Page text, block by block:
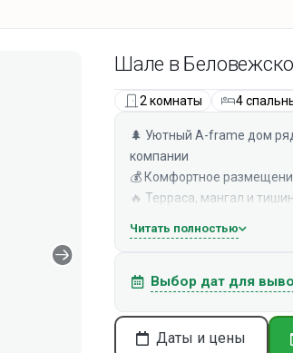
Шале в
2 комнаты 4
🌲 Уютный A-frame дом
компании
💰 Комфортное
🔥 Терраса, мангал и
📍 Удобное расположение:
Дом Forest Soul A-frame
Беларуси "Беловежская
тихое и комфортное
Читать полностью
Выбор дат для
Даты и цены